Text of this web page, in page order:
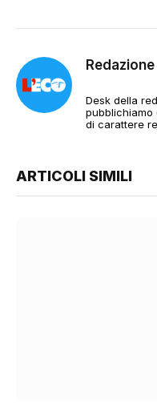
Redazione
Desk della
pubblichiamo
di carattere
ARTICOLI SIMILI